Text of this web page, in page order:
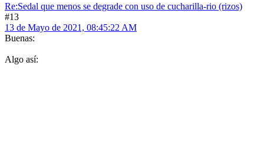
Re:Sedal que menos se degrade con uso de cucharilla-rio (rizos)
#13
13 de Mayo de 2021, 08:45:22 AM
Buenas:
Algo así: